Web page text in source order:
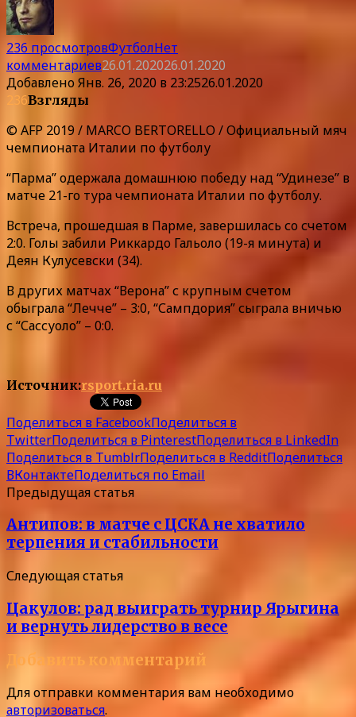
236 просмотровФутболНет
комментариев26.01.202026.01.2020
ДобавленоЯнв. 26, 2020 в 23:2526.01.2020
236Взгляды
© AFP 2019 / MARCO BERTORELLO / Официальный мяч
чемпионата Италии по футболу
“Парма” одержала домашнюю победу над “Удинезе” в
матче 21-го тура чемпионата Италии по футболу.
Встреча, прошедшая в Парме, завершилась со счетом
2:0. Голы забили Риккардо Гальоло (19-я минута) и
Деян Кулусевски (34).
В других матчах “Верона” с крупным счетом
обыграла “Лечче” – 3:0, “Сампдория” сыграла вничью
с “Сассуоло” – 0:0.
Источник:rsport.ria.ru
Поделиться в FacebookПоделиться в
TwitterПоделиться в PinterestПоделиться в LinkedIn
Поделиться в TumblrПоделиться в RedditПоделиться
ВКонтактеПоделиться по Email
Предыдущая статья
Антипов: в матче с ЦСКА не хватило
терпения и стабильности
Следующая статья
Цакулов: рад выиграть турнир Ярыгина
и вернуть лидерство в весе
Добавить комментарий
Для отправки комментария вам необходимо
авторизоваться.